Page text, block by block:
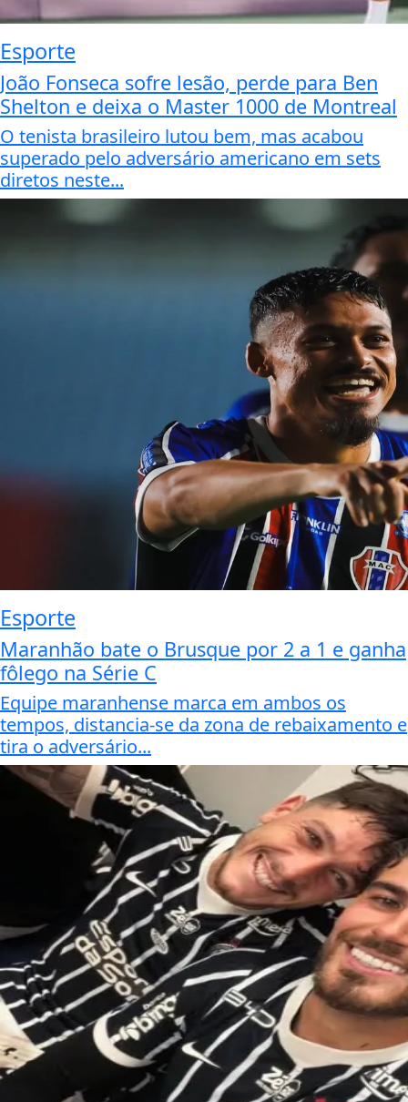
Esporte
João Fonseca sofre lesão, perde para Ben
Shelton e deixa o Master 1000 de Montreal
O tenista brasileiro lutou bem, mas acabou
superado pelo adversário americano em sets
diretos neste...
Esporte
Maranhão bate o Brusque por 2 a 1 e ganha
fôlego na Série C
Equipe maranhense marca em ambos os
tempos, distancia-se da zona de rebaixamento e
tira o adversário...